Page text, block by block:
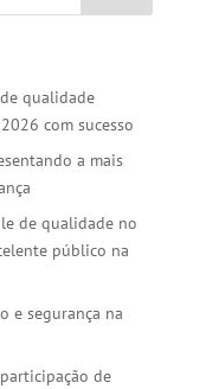
qualidade
com sucesso
a mais
de qualidade no
público na
e segurança na
de